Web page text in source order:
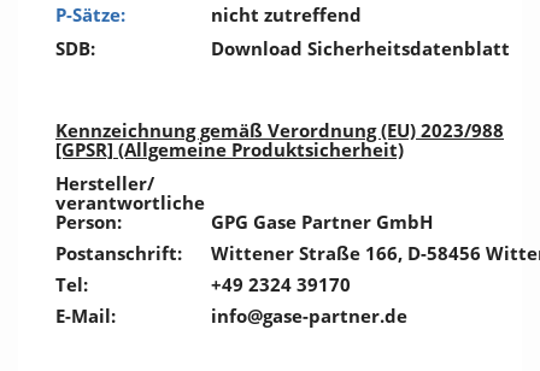
P-Sätze:
nicht zutreffend
SDB:
Download Sicherheitsdatenblatt
Kennzeichnung gemäß Verordnung (EU) 2023/988
[GPSR] (Allgemeine Produktsicherheit)
Hersteller/
verantwortliche
Person:
GPG Gase Partner GmbH
Postanschrift:
Wittener Straße 166, D-58456
Tel:
+49 2324 39170
E-Mail:
info@gase-partner.de